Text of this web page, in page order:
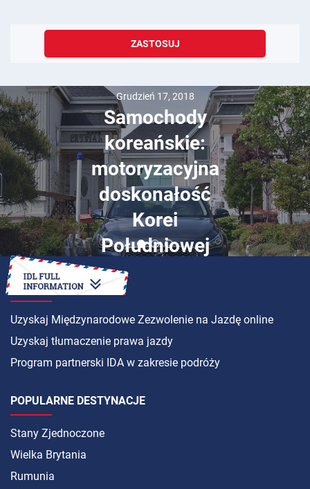
ZASTOSUJ
Grudzień 17, 2018
Samochody
koreańskie:
motoryzacyjna
doskonałość
Korei
Południowej
INSTRUKCJA
Uzyskaj Międzynarodowe Zezwolenie na Jazdę online
Uzyskaj tłumaczenie prawa jazdy
Program partnerski IDA w zakresie podróży
POPULARNE DESTYNACJE
Stany Zjednoczone
Wielka Brytania
Rumunia